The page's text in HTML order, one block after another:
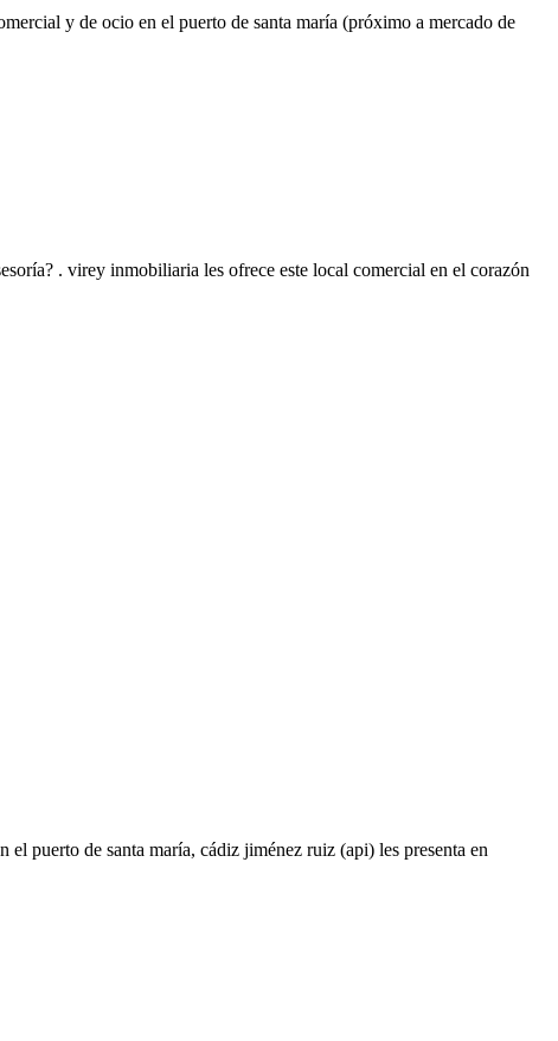
y de ocio en el puerto de santa maría (próximo a mercado de
. virey inmobiliaria les ofrece este local comercial en el corazón
puerto de santa maría, cádiz jiménez ruiz (api) les presenta en